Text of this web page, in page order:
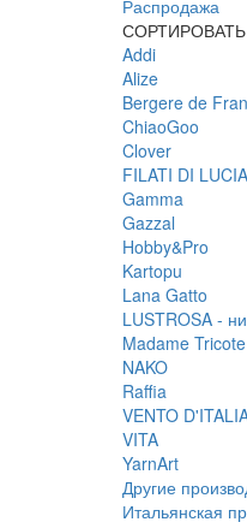
Распродажа
Addi
Alize
Bergere de
ChiaoGoo
Clover
FILATI DI LUCIA
Gamma
Gazzal
Hobby&Pro
Kartopu
Lana Gatto
LUSTROSA -
Madame Tricote
NAKO
Raffia
VENTO
VITA
YarnArt
Другие
Итальянская